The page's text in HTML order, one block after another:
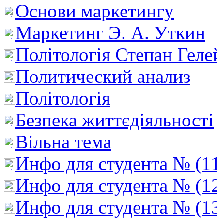
Основи маркетингу
Маркетинг Э. А. Уткин
Політологія Степан
Политический анализ
Політологія
Безпека життєдіяльності
Вільна тема
Инфо для студента №
Инфо для студента №
Инфо для студента №